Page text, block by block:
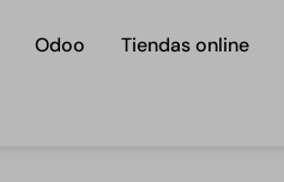
Odoo Tiendas online